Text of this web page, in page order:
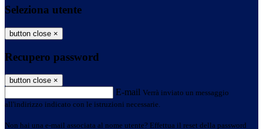
Seleziona utente
button close ×
Recupero password
button close ×
E-mail Verrà inviato un messaggio
all'indirizzo indicato con le istruzioni necessarie.
Non hai una e-mail associata al nome utente? Effettua il reset della password